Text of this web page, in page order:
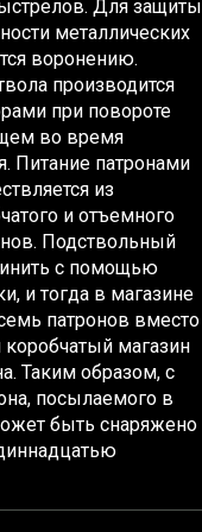
Для защиты
металлических
воронению.
производится
при повороте
во время
Питание патронами
из
и отъемного
Подствольный
с помощью
и тогда в магазине
патронов вместо
магазин
Таким образом, с
посылаемого в
быть снаряжено